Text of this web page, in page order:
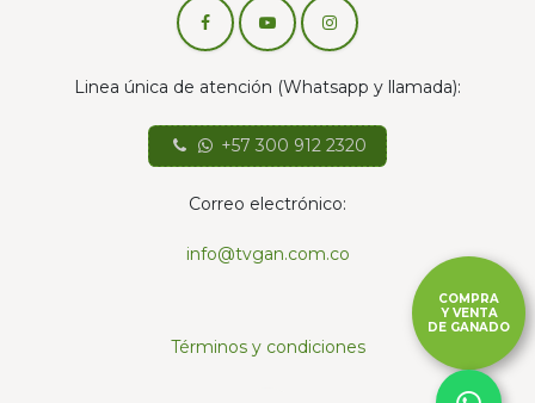
Linea única de atención (Whatsapp y llamada):
+57 300 912 2320
Correo electrónico:
info@tvgan.com.co
Términos y condiciones
COMPRA
Y VENTA
DE GANADO